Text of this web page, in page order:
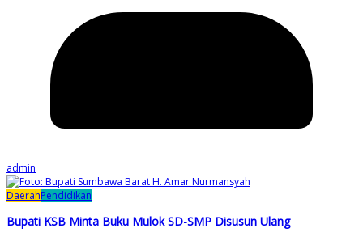
admin
DaerahPendidikan
Bupati KSB Minta Buku Mulok SD-SMP Disusun Ulang